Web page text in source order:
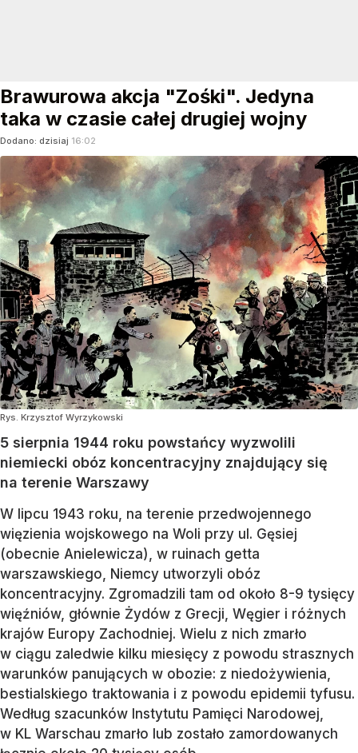
Brawurowa akcja "Zośki". Jedyna
taka w czasie całej drugiej wojny
Dodano: dzisiaj 16:02
Rys. Krzysztof Wyrzykowski
5 sierpnia 1944 roku powstańcy wyzwolili
niemiecki obóz koncentracyjny znajdujący się
na terenie Warszawy
W lipcu 1943 roku, na terenie przedwojennego
więzienia wojskowego na Woli przy ul. Gęsiej
(obecnie Anielewicza), w ruinach getta
warszawskiego, Niemcy utworzyli obóz
koncentracyjny. Zgromadzili tam od około 8-9 tysięcy
więźniów, głównie Żydów z Grecji, Węgier i różnych
krajów Europy Zachodniej. Wielu z nich zmarło
w ciągu zaledwie kilku miesięcy z powodu strasznych
warunków panujących w obozie: z niedożywienia,
bestialskiego traktowania i z powodu epidemii tyfusu.
Według szacunków Instytutu Pamięci Narodowej,
w KL Warschau zmarło lub zostało zamordowanych